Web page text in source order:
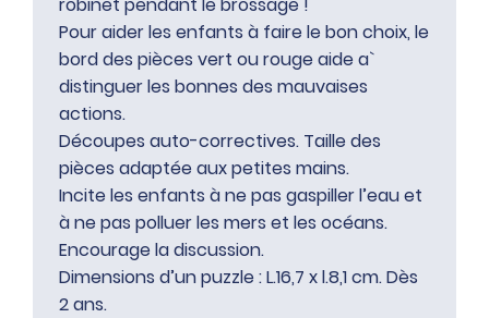
Pour aider les enfants à faire le bon choix, le
bord des pièces vert ou rouge aide a`
distinguer les bonnes des mauvaises
actions.
Découpes auto-correctives. Taille des
pièces adaptée aux petites mains.
Incite les enfants à ne pas gaspiller l’eau et
à ne pas polluer les mers et les océans.
Encourage la discussion.
Dimensions d’un puzzle : L.16,7 x l.8,1 cm. Dès
2 ans.